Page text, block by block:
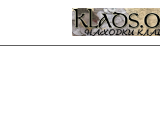
О блоге